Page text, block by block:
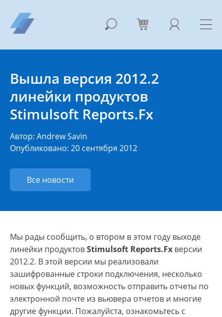
Вышла версия 2012.2
линейки продуктов
Stimulsoft Reports.Fx
Автор: Andrew Savin
Опубликовано: 20 сентября 2012
Все новости
Мы рады сообщить, о втором в этом году выходе
линейки продуктовStimulsoft Reports.Fx версии
2012.2. В этой версии мы реализовали
зашифрованные строки подключения, несколько
новых функций, возможность отправить отчеты по
электронной почте из вьювера отчетов и многие
другие функции. Пожалуйста, ознакомьтесь с